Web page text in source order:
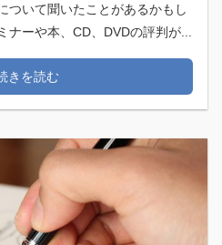
ついて聞いたことがあるかもし
ナーや本、CD、DVDの評判が...
きを読む